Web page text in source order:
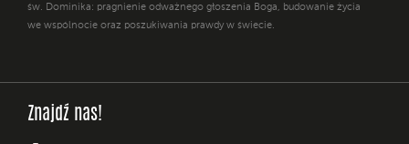
św. Dominika: pragnienie odważnego głoszenia Boga, budowanie życia
we wspólnocie oraz poszukiwania prawdy w świecie.
Znajdź nas!